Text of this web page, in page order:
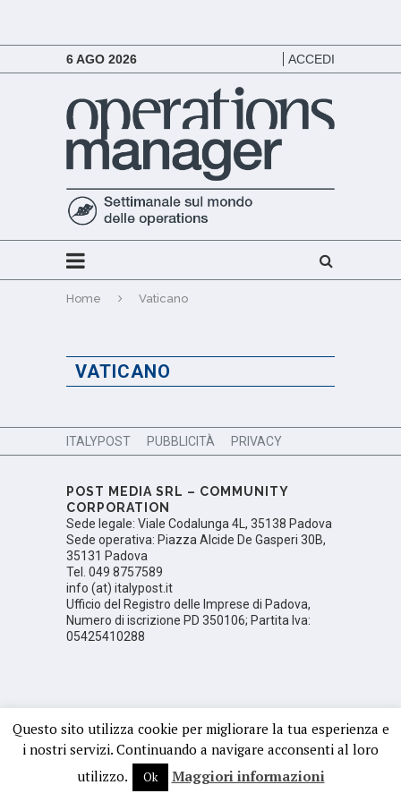
6 AGO 2026 ACCEDI
Home Vaticano
VATICANO
ITALYPOST PUBBLICITÀ PRIVACY
POST MEDIA SRL – COMMUNITY
CORPORATION
Sede legale: Viale Codalunga 4L, 35138 Padova
Sede operativa: Piazza Alcide De Gasperi 30B,
35131 Padova
Tel. 049 8757589
info (at) italypost.it
Ufficio del Registro delle Imprese di Padova,
Numero di iscrizione PD 350106; Partita Iva:
05425410288
Questo sito utilizza cookie per migliorare la tua esperienza e
i nostri servizi. Continuando a navigare acconsenti al loro
utilizzo.
Ok Maggiori informazioni